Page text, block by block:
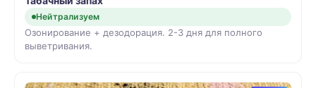
Нейтрализуем
Озонирование + дезодорация. 2-3 дня для полного
выветривания.